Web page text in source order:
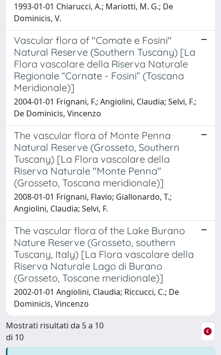
1993-01-01 Chiarucci, A.; Mariotti, M. G.; De
Dominicis, V.
Vascular flora of "Comate e Fosini"
Natural Reserve (Southern Tuscany) [La
Flora vascolare della Riserva Naturale
Regionale “Cornate - Fosini” (Toscana
Meridionale)]
2004-01-01 Frignani, F.; Angiolini, Claudia; Selvi, F.;
De Dominicis, Vincenzo
The vascular flora of Monte Penna
Natural Reserve (Grosseto, Southern
Tuscany) [La Flora vascolare della
Riserva Naturale "Monte Penna"
(Grosseto, Toscana meridionale)]
2008-01-01 Frignani, Flavio; Giallonardo, T.;
Angiolini, Claudia; Selvi, F.
The vascular flora of the Lake Burano
Nature Reserve (Grosseto, southern
Tuscany, Italy) [La Flora vascolare della
Riserva Naturale Lago di Burano
(Grosseto, Toscane meridionale)]
2002-01-01 Angiolini, Claudia; Riccucci, C.; De
Dominicis, Vincenzo
Mostrati risultati da 5 a 10
di 10